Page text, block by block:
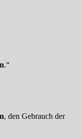
.“
, den Gebrauch der